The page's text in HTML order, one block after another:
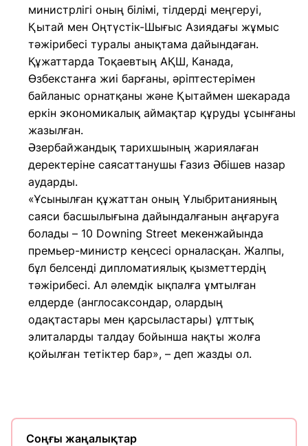
министрлігі оның білімі, тілдерді меңгеруі,
Қытай мен Оңтүстік-Шығыс Азиядағы жұмыс
тәжірибесі туралы анықтама дайындаған.
Құжаттарда Тоқаевтың АҚШ, Канада,
Өзбекстанға жиі барғаны, әріптестерімен
байланыс орнатқаны және Қытаймен шекарада
еркін экономикалық аймақтар құруды ұсынғаны
жазылған.
Әзербайжандық тарихшының жариялаған
деректеріне саясаттанушы Ғазиз Әбішев назар
аударды.
«Ұсынылған құжаттан оның Ұлыбританияның
саяси басшылығына дайындалғанын аңғаруға
болады – 10 Downing Street мекенжайында
премьер-министр кеңсесі орналасқан. Жалпы,
бұл белсенді дипломатиялық қызметтердің
тәжірибесі. Ал әлемдік ықпалға ұмтылған
елдерде (англосаксондар, олардың
одақтастары мен қарсыластары) ұлттық
элиталарды талдау бойынша нақты жолға
қойылған тетіктер бар», – деп жазды ол.
Соңғы жаңалықтар